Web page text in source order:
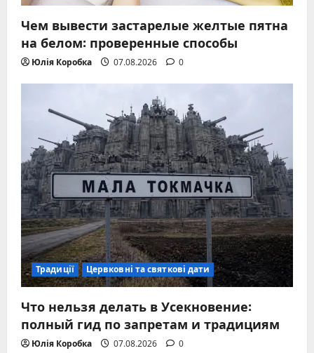
Чем вывести застарелые желтые пятна
на белом: проверенные способы
Юлія Коробка 07.08.2026 0
Традиції Цервковні та святкові дати
Что нельзя делать в Усекновение:
полный гид по запретам и традициям
Юлія Коробка 07.08.2026 0